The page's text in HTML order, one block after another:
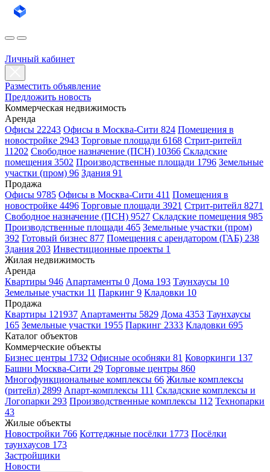
Личный кабинет
Разместить объявление
Предложить новость
Коммерческая недвижимость
Аренда
Офисы 22243 Офисы в Москва-Сити 824 Помещения в
новостройке 2943 Торговые площади 6168 Стрит-ритейл
11202 Свободное назначение (ПСН) 10366 Складские
помещения 3502 Производственные площади 1796 Земельные
участки (пром) 96 Здания 91
Продажа
Офисы 9785 Офисы в Москва-Сити 411 Помещения в
новостройке 4496 Торговые площади 3921 Стрит-ритейл 8271
Свободное назначение (ПСН) 9527 Складские помещения 985
Производственные площади 465 Земельные участки (пром)
392 Готовый бизнес 877 Помещения с арендатором (ГАБ) 238
Здания 203 Инвестиционные проекты 1
Жилая недвижимость
Аренда
Квартиры 946 Апартаменты 0 Дома 193 Таунхаусы 10
Земельные участки 11 Паркинг 9 Кладовки 10
Продажа
Квартиры 121937 Апартаменты 5829 Дома 4353 Таунхаусы
165 Земельные участки 1955 Паркинг 2333 Кладовки 695
Каталог объектов
Коммерческие объекты
Бизнес центры 1732 Офисные особняки 81 Коворкинги 137
Башни Москва-Сити 29 Торговые центры 860
Многофункциональные комплексы 66 Жилые комплексы
(ритейл) 2899 Апарт-комплексы 111 Складские комплексы и
Логопарки 293 Производственные комплексы 112 Технопарки
43
Жилые объекты
Новостройки 766 Коттеджные посёлки 1773 Посёлки
таунхаусов 173
Застройщики
Новости